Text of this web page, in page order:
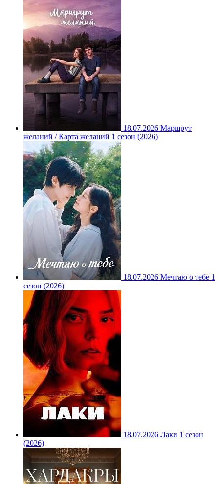
18.07.2026 Маршрут
желаний / Карта желаний 1 сезон (2026)
18.07.2026 Мечтаю о тебе 1
сезон (2026)
18.07.2026 Лаки 1 сезон
(2026)